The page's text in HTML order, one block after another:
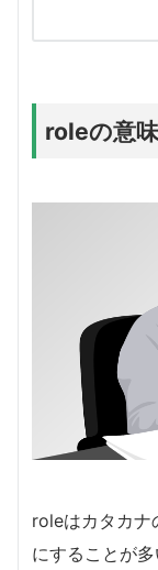
roleの意
roleはカタカナ
にすることが